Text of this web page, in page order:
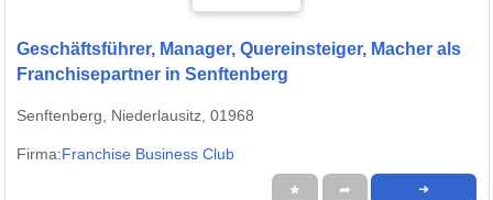
Geschäftsführer, Manager, Quereinsteiger, Macher als
Franchisepartner in Senftenberg
Senftenberg, Niederlausitz, 01968
Firma:Franchise Business Club
★ ➦ ➜